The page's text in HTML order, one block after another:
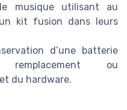
musique utilisant au
kit fusion dans leurs
d’une batterie
ou
du hardware.